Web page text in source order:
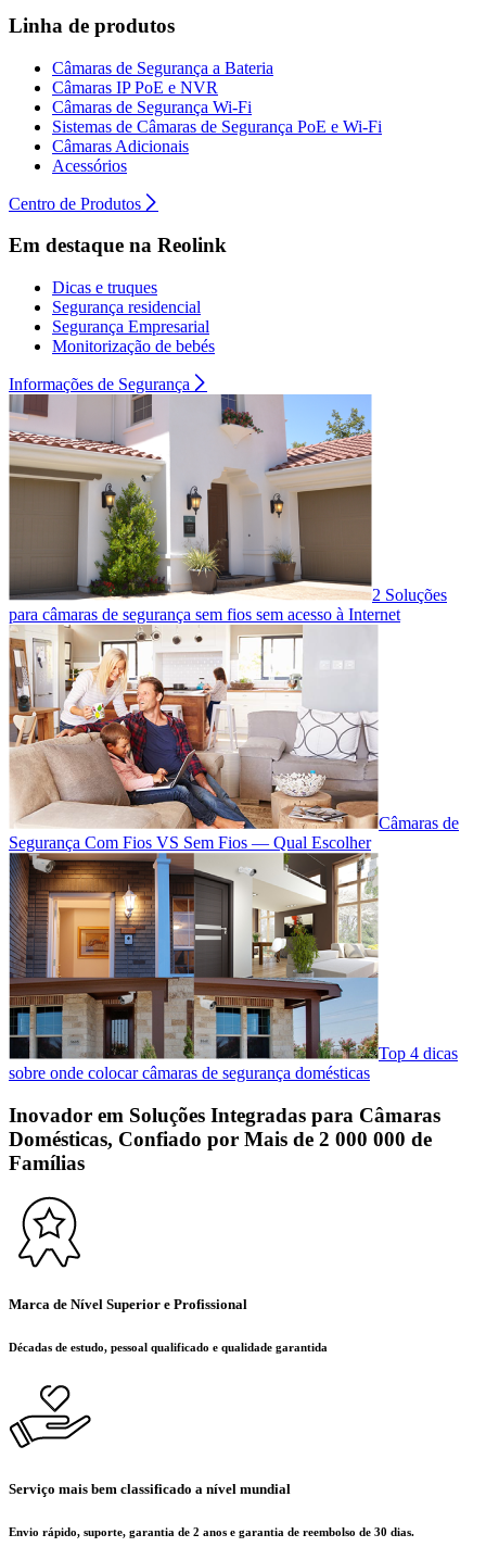
Linha de produtos
Câmaras de Segurança a Bateria
Câmaras IP PoE e NVR
Câmaras de Segurança Wi-Fi
Sistemas de Câmaras de Segurança PoE e Wi-Fi
Câmaras Adicionais
Acessórios
Centro de Produtos
Em destaque na Reolink
Dicas e truques
Segurança residencial
Segurança Empresarial
Monitorização de bebés
Informações de Segurança
2 Soluções
para câmaras de segurança sem fios sem acesso à Internet
Câmaras de
Segurança Com Fios VS Sem Fios — Qual Escolher
Top 4 dicas
sobre onde colocar câmaras de segurança domésticas
Inovador em Soluções Integradas para Câmaras
Domésticas, Confiado por Mais de 2 000 000 de
Famílias
Marca de Nível Superior e Profissional
Décadas de estudo, pessoal qualificado e qualidade garantida
Serviço mais bem classificado a nível mundial
Envio rápido, suporte, garantia de 2 anos e garantia de reembolso de 30 dias.